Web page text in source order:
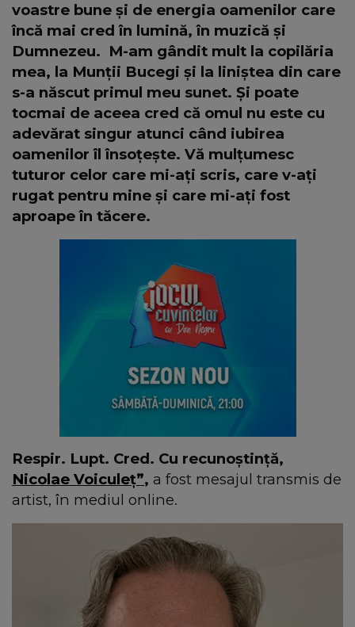
voastre bune și de energia oamenilor care
încă mai cred în lumină, în muzică și
Dumnezeu. M-am gândit mult la copilăria
mea, la Munții Bucegi și la liniștea din care
s-a născut primul meu sunet. Și poate
tocmai de aceea cred că omul nu este cu
adevărat singur atunci când iubirea
oamenilor îl însoțește. Vă mulțumesc
tuturor celor care mi-ați scris, care v-ați
rugat pentru mine și care mi-ați fost
aproape în tăcere.
Respir. Lupt. Cred. Cu recunoștință,
Nicolae Voiculeț”, a fost mesajul transmis de
artist, în mediul online.